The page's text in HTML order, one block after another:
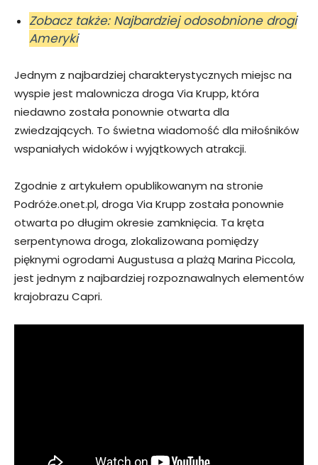
Zobacz także: Najbardziej odosobnione drogi
Ameryki
Jednym z najbardziej charakterystycznych miejsc na
wyspie jest malownicza droga Via Krupp, która
niedawno została ponownie otwarta dla
zwiedzających. To świetna wiadomość dla miłośników
wspaniałych widoków i wyjątkowych atrakcji.
Zgodnie z artykułem opublikowanym na stronie
Podróże.onet.pl, droga Via Krupp została ponownie
otwarta po długim okresie zamknięcia. Ta kręta
serpentynowa droga, zlokalizowana pomiędzy
pięknymi ogrodami Augustusa a plażą Marina Piccola,
jest jednym z najbardziej rozpoznawalnych elementów
krajobrazu Capri.